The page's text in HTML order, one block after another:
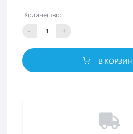
Количество:
-
+
В